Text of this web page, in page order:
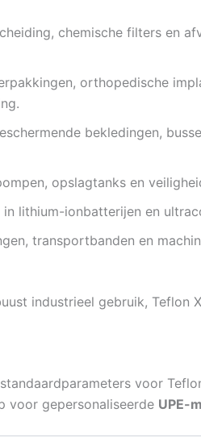
chemische filters en
orthopedische
bekledingen,
opslagtanks en
in lithium-ionbatterijen en
transportbanden en
industrieel gebruik, Teflon
voor
voor gepersonaliseerde UPE-